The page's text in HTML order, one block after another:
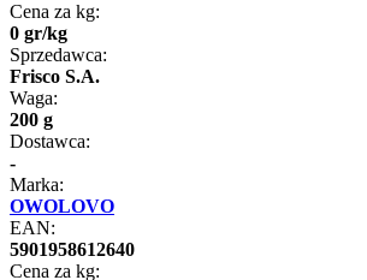
Cena za kg:
0 gr/kg
Sprzedawca:
Frisco S.A.
Waga:
200 g
Dostawca:
-
Marka:
OWOLOVO
EAN:
5901958612640
Cena za kg: